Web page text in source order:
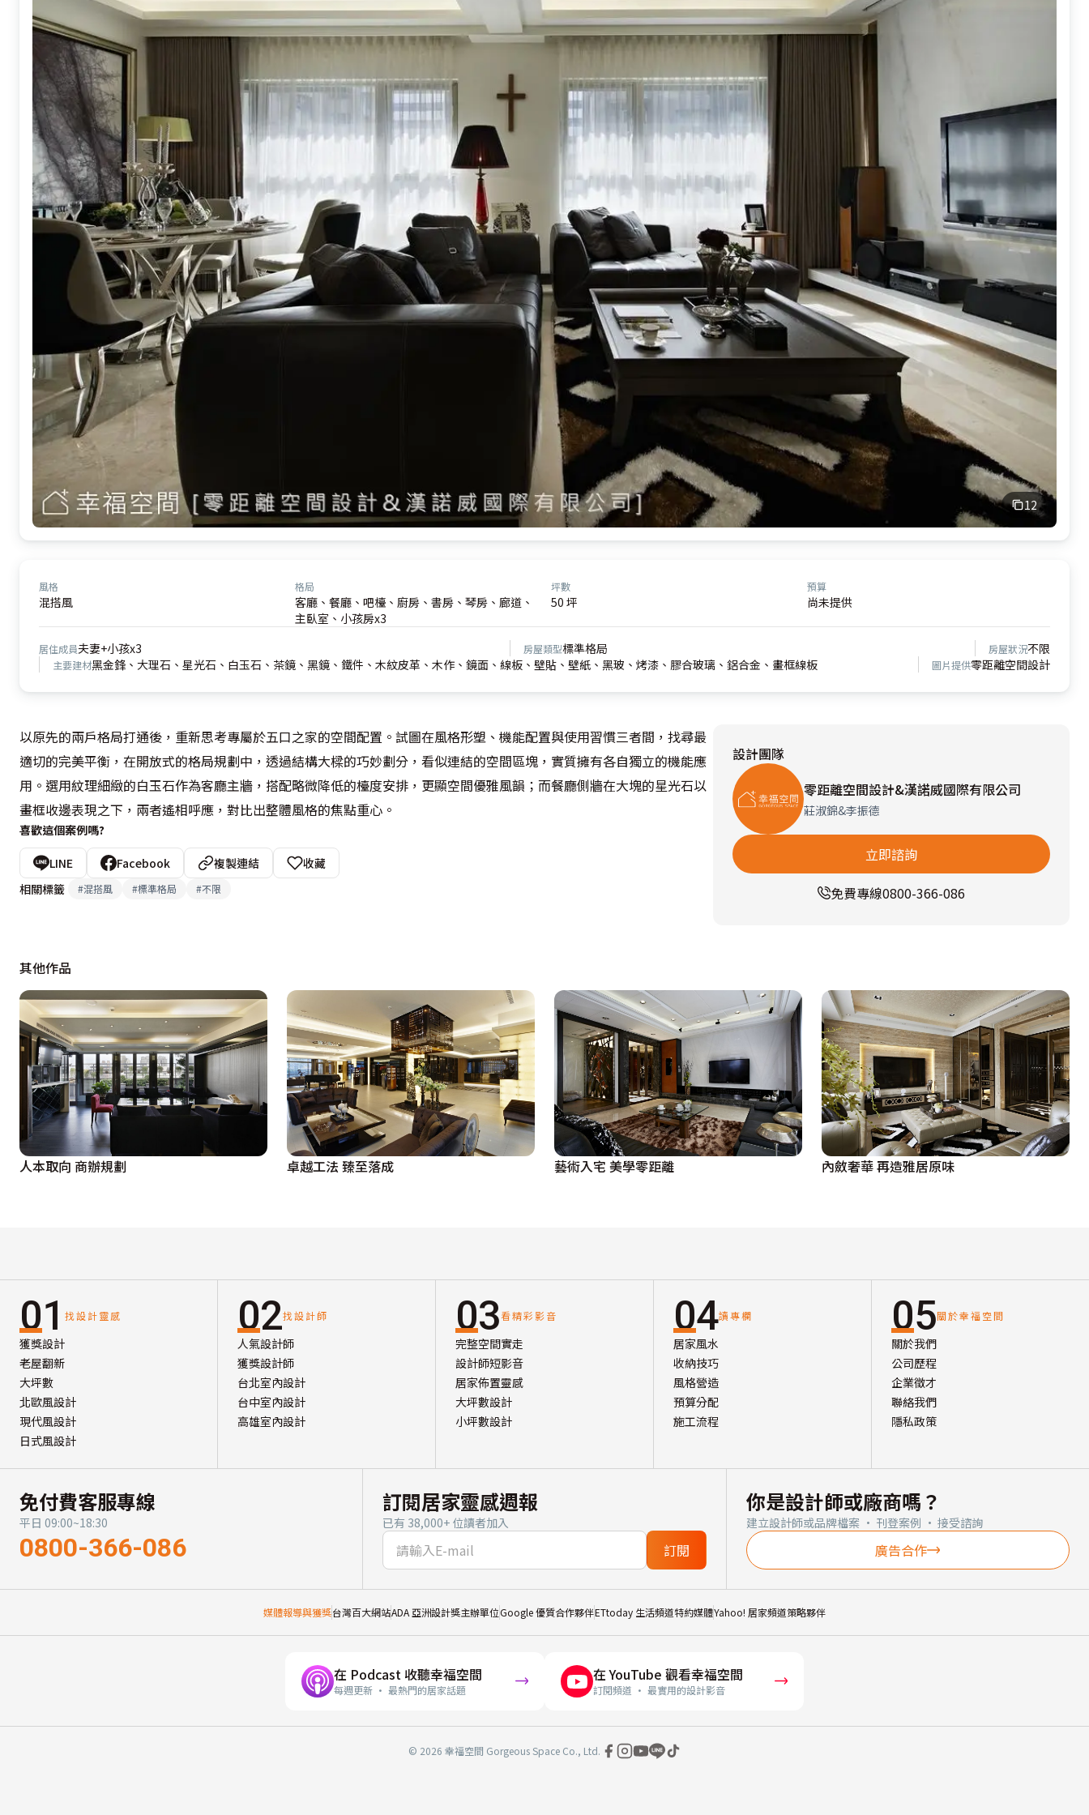
12
風格
混搭風
格局
客廳、餐廳、吧檯、廚房、書房、琴房、廊道、
主臥室、小孩房x3
坪數
50 坪
預算
尚未提供
居住成員夫妻+小孩x3 房屋類型標準格局 房屋狀況不限
主要建材黑金鋒、大理石、星光石、白玉石、茶鏡、黑鏡、鐵件、木紋皮革、木作、鏡面、線板、壁貼、壁紙、黑玻、烤漆、膠合玻璃、鋁合金、畫框線板 圖片提供零距離空間設計
以原先的兩戶格局打通後，重新思考專屬於五口之家的空間配置。試圖在風格形塑、機能配置與使用習慣三者間，找尋最
適切的完美平衡，在開放式的格局規劃中，透過結構大樑的巧妙劃分，看似連結的空間區塊，實質擁有各自獨立的機能應
用。選用紋理細緻的白玉石作為客廳主牆，搭配略微降低的檯度安排，更顯空間優雅風韻；而餐廳側牆在大塊的星光石以
畫框收邊表現之下，兩者遙相呼應，對比出整體風格的焦點重心。
喜歡這個案例嗎?
LINE Facebook 複製連結
收藏
相關標籤
#混搭風 #標準格局 #不限
設計團隊
零距離空間設計&漢諾威國際有限公司
莊淑錦&李振德
立即諮詢
免費專線0800-366-086
其他作品
人本取向 商辦規劃 卓越工法 臻至落成 藝術入宅 美學零距離 內斂奢華 再造雅居原味
01 找設計靈感
獲獎設計
老屋翻新
大坪數
北歐風設計
現代風設計
日式風設計
02找設計師
人氣設計師
獲獎設計師
台北室內設計
台中室內設計
高雄室內設計
03看精彩影音
完整空間實走
設計師短影音
居家佈置靈感
大坪數設計
小坪數設計
04讀專欄
居家風水
收納技巧
風格營造
預算分配
施工流程
05關於幸福空間
關於我們
公司歷程
企業徵才
聯絡我們
隱私政策
免付費客服專線
平日 09:00~18:30
0800-366-086
訂閱居家靈感週報
已有 38,000+ 位讀者加入
訂閱
你是設計師或廠商嗎？
建立設計師或品牌檔案 · 刊登案例 · 接受諮詢
廣告合作
媒體報導與獲獎台灣百大網站ADA 亞洲設計獎主辦單位Google 優質合作夥伴ETtoday 生活頻道特約媒體Yahoo! 居家頻道策略夥伴
在 Podcast 收聽幸福空間
每週更新 · 最熱門的居家話題
在 YouTube 觀看幸福空間
訂閱頻道 · 最實用的設計影音
© 2026 幸福空間 Gorgeous Space Co., Ltd.